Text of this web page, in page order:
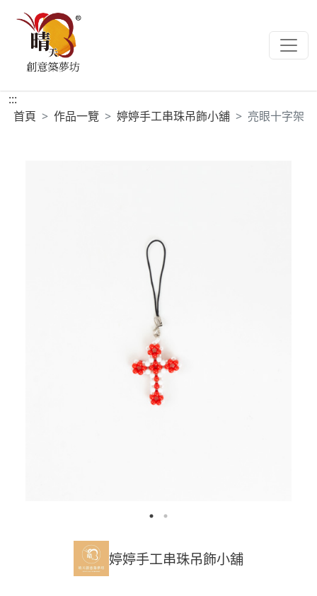
:::
首頁
作品一覽 婷婷手工串珠吊飾小舖 亮眼十字架
婷婷手工串珠吊飾小舖